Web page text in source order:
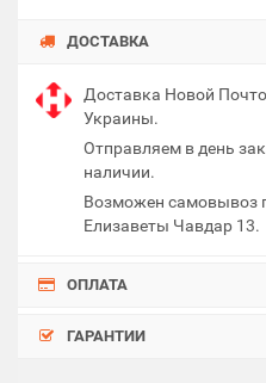
ДОСТАВКА
Доставка Новой
Украины.
Отправляем в день
наличии.
Возможен самовывоз
Елизаветы Чавдар 13.
ОПЛАТА
ГАРАНТИИ